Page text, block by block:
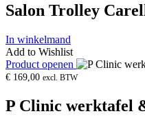
Salon Trolley
In winkelmand
Add to Wishlist
Product openen
€ 169,00 excl. BTW
P Clinic werktafel